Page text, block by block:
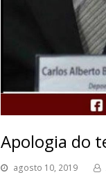
Apologia do
agosto 10, 2019